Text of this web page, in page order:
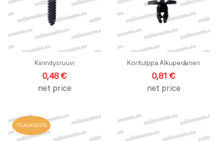
Pikakatselu
Kiinnitysruuvi
0,48 €
net price
Koritulppa Alkuperäinen
0,81 €
net price
TILAUKSESTA Lisää toivelistalle